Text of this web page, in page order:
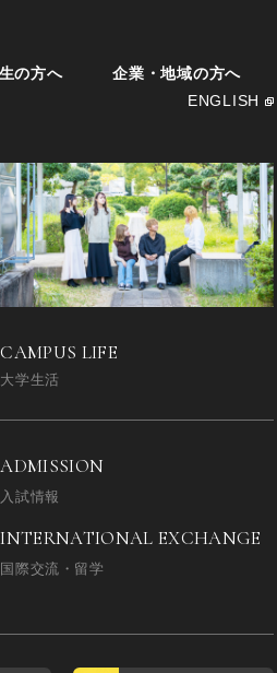
の方へ
企業・地域の方へ
ENGLISH
CAMPUS LIFE
大学生活
ADMISSION
入試情報
INTERNATIONAL EXCHANGE
国際交流・留学